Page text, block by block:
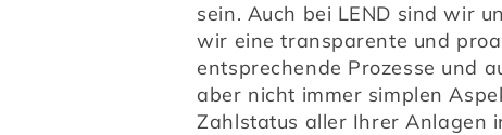
sein. Auch bei LEND sind wir
wir eine transparente und
entsprechende Prozesse und
aber nicht immer simplen
Zahlstatus aller Ihrer Anlagen